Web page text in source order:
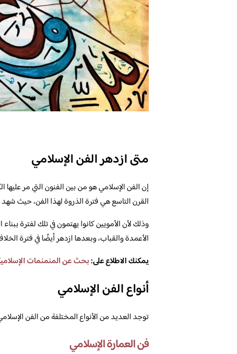
متى ازدهر الفن الإسلامي
إن الفن الإسلامي هو من بين الفنون التي مر عليها
القرن التاسع هي فترة الذروة لهذا الفن، حيث شهد
وذلك لأن الأمويين كانوا يهتمون في تلك لفترة
الأعمدة والقباب، وبعدها ازدهر أيضًا في فترة
يمكنك الاطلاع على:بحث عن المنمنمات
أنواع الفن الإسلامي
توجد العديد من الأنواع المختلفة من الفن
فن العمارة الإسلامي